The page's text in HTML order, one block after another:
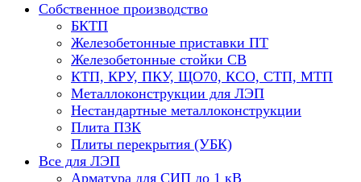
Собственное производство
БКТП
Железобетонные приставки ПТ
Железобетонные стойки СВ
КТП, КРУ, ПКУ, ЩО70, КСО, СТП, МТП
Металлоконструкции для ЛЭП
Нестандартные металлоконструкции
Плита ПЗК
Плиты перекрытия (УБК)
Все для ЛЭП
Арматура для СИП до 1 кВ